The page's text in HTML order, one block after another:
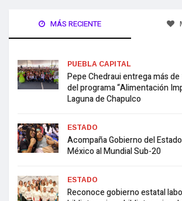
MÁS RECIENTE
PUEBLA CAPITAL
Pepe Chedraui entrega más
del programa “Alimentación
Laguna de Chapulco
ESTADO
Acompaña Gobierno del
México al Mundial Sub-20
ESTADO
Reconoce gobierno estatal